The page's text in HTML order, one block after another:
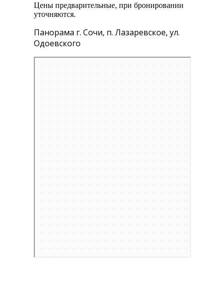
Цены предварительные, при бронировании
уточняются.
Панорама г. Сочи, п. Лазаревское, ул.
Одоевского